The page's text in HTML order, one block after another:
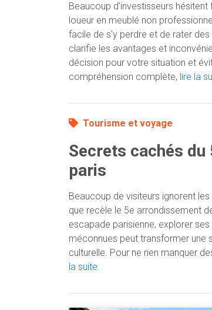
Beaucoup d'investisseurs
loueur en meublé non
facile de s'y perdre et de rater
clarifie les avantages et
décision pour votre situation et
compréhension complète, lire la
Tourisme et voyage
Secrets cachés
paris
Beaucoup de visiteurs ignorent
que recèle le 5e arrondissement
escapade parisienne, explorer
méconnues peut transformer une
culturelle. Pour ne rien manquer
la suite.